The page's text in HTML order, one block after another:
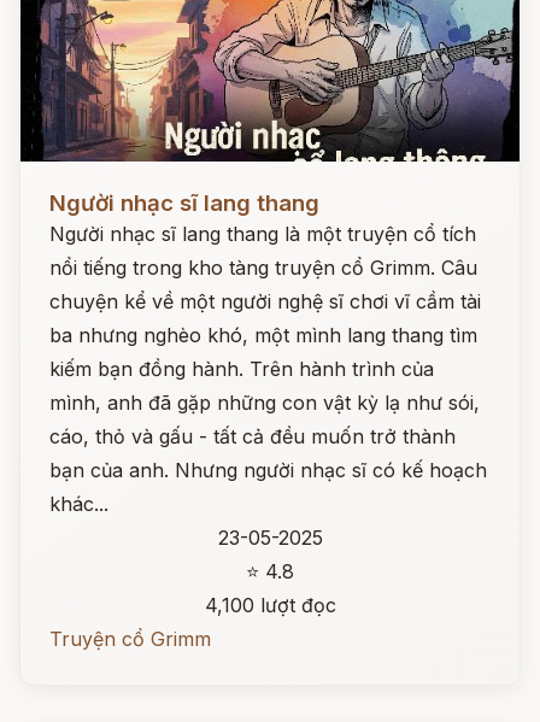
Người nhạc sĩ lang thang
Người nhạc sĩ lang thang là một truyện cổ tích
nổi tiếng trong kho tàng truyện cổ Grimm. Câu
chuyện kể về một người nghệ sĩ chơi vĩ cầm tài
ba nhưng nghèo khó, một mình lang thang tìm
kiếm bạn đồng hành. Trên hành trình của
mình, anh đã gặp những con vật kỳ lạ như sói,
cáo, thỏ và gấu - tất cả đều muốn trở thành
bạn của anh. Nhưng người nhạc sĩ có kế hoạch
khác...
23-05-2025
⭐ 4.8
4,100 lượt đọc
Truyện cổ Grimm